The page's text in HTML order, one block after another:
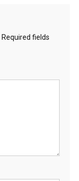
Required fields